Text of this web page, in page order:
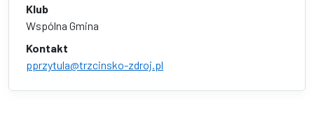
Klub
Wspólna Gmina
Kontakt
pprzytula@trzcinsko-zdroj.pl